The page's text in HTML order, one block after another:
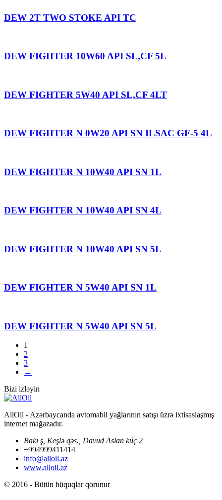
DEW 2T TWO STOKE API TC
DEW FIGHTER 10W60 API SL,CF 5L
DEW FIGHTER 5W40 API SL,CF 4LT
DEW FIGHTER N 0W20 API SN ILSAC GF-5 4L
DEW FIGHTER N 10W40 API SN 1L
DEW FIGHTER N 10W40 API SN 4L
DEW FIGHTER N 10W40 API SN 5L
DEW FIGHTER N 5W40 API SN 1L
DEW FIGHTER N 5W40 API SN 5L
1
2
3
→
Bizi izləyin
AllOil - Azərbaycanda avtomabil yağlarının satışı üzrə ixtisaslaşmış
internet mağazadır.
Bakı ş, Keşlə qəs., Davud Aslan küç 2
+994999411414
info@alloil.az
www.alloil.az
© 2016 - Bütün hüquqlar qorunur